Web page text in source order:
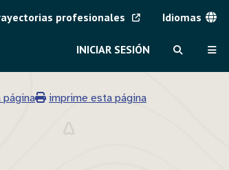
profesionales Idiomas
Menú
de
MVAJC
INICIAR SESIÓN
imprime esta página